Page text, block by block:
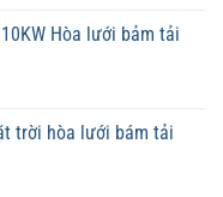
Hòa lưới bảm tải
trời hòa lưới bám tải